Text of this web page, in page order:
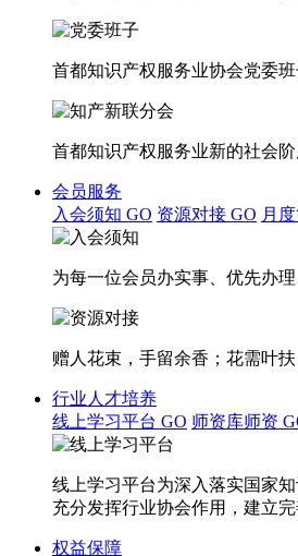
首都知识产权服务业协会党委
首都知识产权服务业新的社会
会员服务
入会须知 GO 资源对接 GO 月
为每一位会员办实事、优先办
赠人花束，手留余香；花需叶
行业人才培养
线上学习平台 GO 师资库师资
线上学习平台为深入落实国家
充分发挥行业协会作用，建立完
权益保障